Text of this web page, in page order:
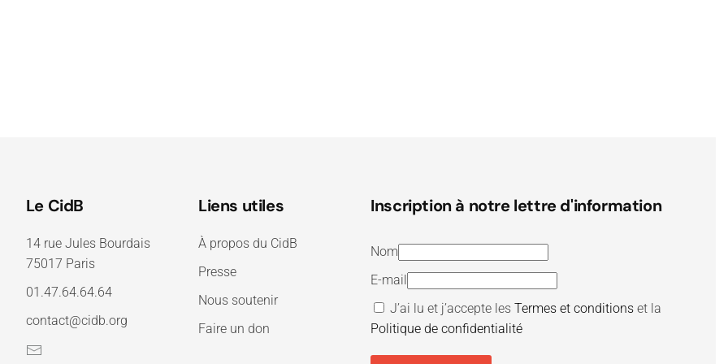
Le CidB
14 rue Jules Bourdais
75017 Paris
01.47.64.64.64
contact@cidb.org
Liens utiles
À propos du CidB
Presse
Nous soutenir
Faire un don
Inscription à notre lettre d'information
Nom
E-mail
J’ai lu et j’accepte lesTermes et conditions et la
Politique de confidentialité